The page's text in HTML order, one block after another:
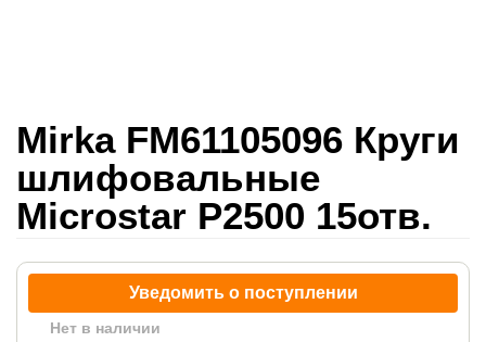
Mirka FM61105096 Круги
шлифовальные
Microstar P2500 15отв.
Уведомить о поступлении
Нет в наличии